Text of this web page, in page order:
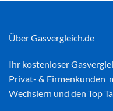
Über Gasvergleich.de
Ihr kostenloser
Privat- & Firmenkunden
Wechslern und den Top